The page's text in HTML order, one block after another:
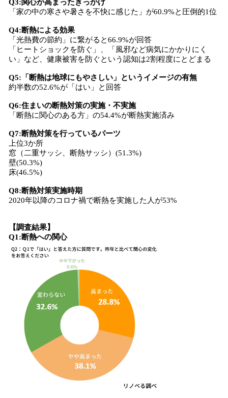
Q3:関心が高まったきっかけ
「家の中の寒さや暑さを不快に感じた」が60.9%と圧倒的1位
Q4:断熱による効果
「光熱費の節約」に繋がると66.9%が回答
「ヒートショックを防ぐ」、「風邪など病気にかかりにく
い」など、健康被害を防ぐという認知は2割程度にとどまる
Q5:「断熱は地球にもやさしい」というイメージの有無
約半数の52.6%が「はい」と回答
Q6:住まいの断熱対策の実施・不実施
「断熱に関心のある方」の54.4%が断熱実施済み
Q7:断熱対策を行っているパーツ
上位3か所
窓（二重サッシ、断熱サッシ）(51.3%)
壁(50.3%)
床(46.5%)
Q8:断熱対策実施時期
2020年以降のコロナ禍で断熱を実施した人が53%
【調査結果】
Q1:断熱への関心